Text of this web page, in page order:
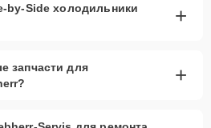
by-Side холодильники
+
запчасти для
+